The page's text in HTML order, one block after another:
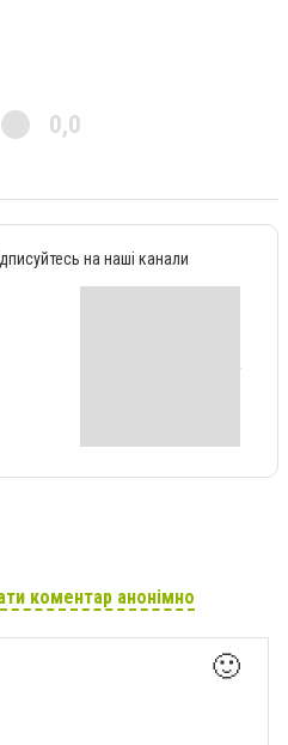
0,0
на наші канали
коментар анонімно
🙂